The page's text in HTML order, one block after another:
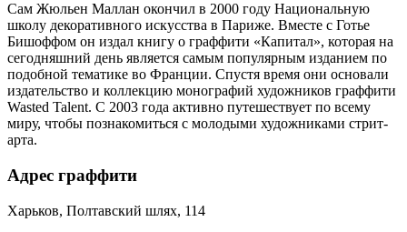
Сам Жюльен Маллан окончил в 2000 году Национальную
школу декоративного искусства в Париже. Вместе с Готье
Бишоффом он издал книгу о граффити «Капитал», которая на
сегодняшний день является самым популярным изданием по
подобной тематике во Франции. Спустя время они основали
издательство и коллекцию монографий художников граффити
Wasted Talent. С 2003 года активно путешествует по всему
миру, чтобы познакомиться с молодыми художниками стрит-
арта.
Адрес граффити
Харьков, Полтавский шлях, 114